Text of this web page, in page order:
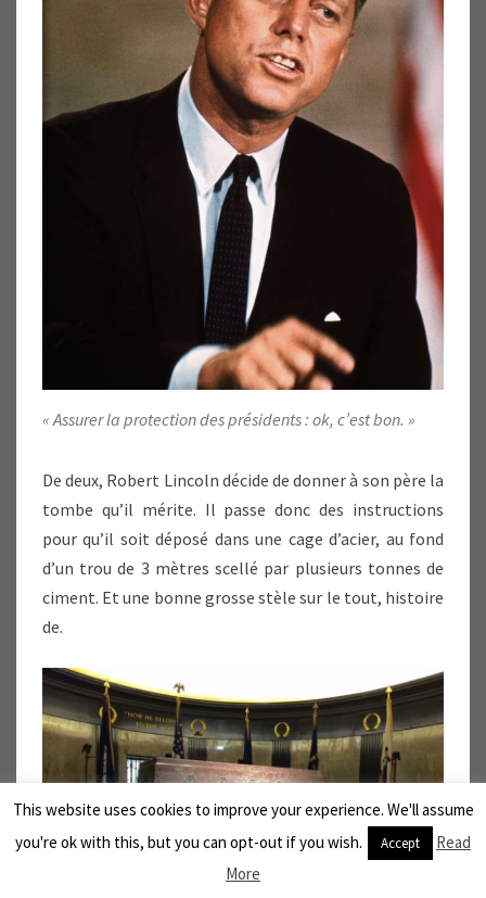
« Assurer la protection des présidents : ok, c’est bon. »
De deux, Robert Lincoln décide de donner à son père la
tombe qu’il mérite. Il passe donc des instructions
pour qu’il soit déposé dans une cage d’acier, au fond
d’un trou de 3 mètres scellé par plusieurs tonnes de
ciment. Et une bonne grosse stèle sur le tout, histoire
de.
This website uses cookies to improve your experience. We'll assume
you're ok with this, but you can opt-out if you wish.
Accept
Read
More